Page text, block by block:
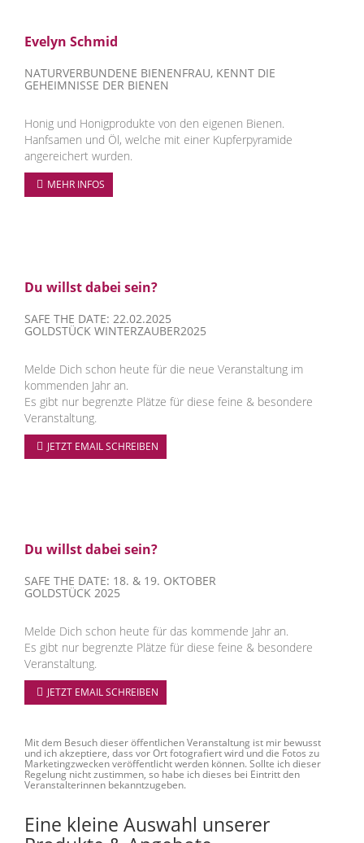
Evelyn Schmid
NATURVERBUNDENE BIENENFRAU, KENNT DIE
GEHEIMNISSE DER BIENEN
Honig und Honigprodukte von den eigenen Bienen.
Hanfsamen und Öl, welche mit einer Kupferpyramide
angereichert wurden.
MEHR INFOS
Du willst dabei sein?
SAFE THE DATE: 22.02.2025
GOLDSTÜCK WINTERZAUBER2025
Melde Dich schon heute für die neue Veranstaltung im
kommenden Jahr an.
Es gibt nur begrenzte Plätze für diese feine & besondere
Veranstaltung.
JETZT EMAIL SCHREIBEN
Du willst dabei sein?
SAFE THE DATE: 18. & 19. OKTOBER
GOLDSTÜCK 2025
Melde Dich schon heute für das kommende Jahr an.
Es gibt nur begrenzte Plätze für diese feine & besondere
Veranstaltung.
JETZT EMAIL SCHREIBEN
Mit dem Besuch dieser öffentlichen Veranstaltung ist mir bewusst
und ich akzeptiere, dass vor Ort fotografiert wird und die Fotos zu
Marketingzwecken veröffentlicht werden können. Sollte ich dieser
Regelung nicht zustimmen, so habe ich dieses bei Eintritt den
Veranstalterinnen bekanntzugeben.
Eine kleine Auswahl unserer